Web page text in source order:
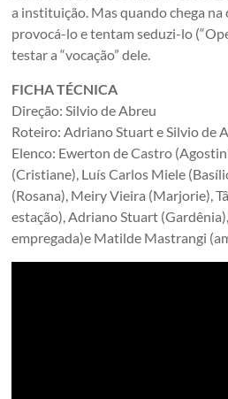
a instituição. Mas quando chega na
provocá-lo e tentam seduzi-lo
testar a “vocação” dele.
FICHA TÉCNICA
Direção: Silvio de Abreu
Roteiro: Adriano Stuart e Silvio de
Elenco: Ewerton de Castro
(Cristiane), Luís Carlos Miele
(Rosana), Meiry Vieira (Marjorie),
estação), Adriano Stuart
empregada)e Matilde Mastrangi